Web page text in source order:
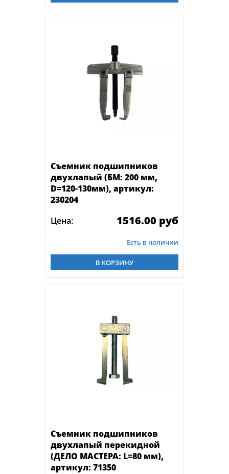
Съемник подшипников
двухлапый (БМ: 200 мм,
D=120-130мм), артикул:
230204
Цена:
1516.00 руб
Есть в наличии
В КОРЗИНУ
Съемник подшипников
двухлапый перекидной
(ДЕЛО МАСТЕРА: L=80 мм),
артикул: 71350